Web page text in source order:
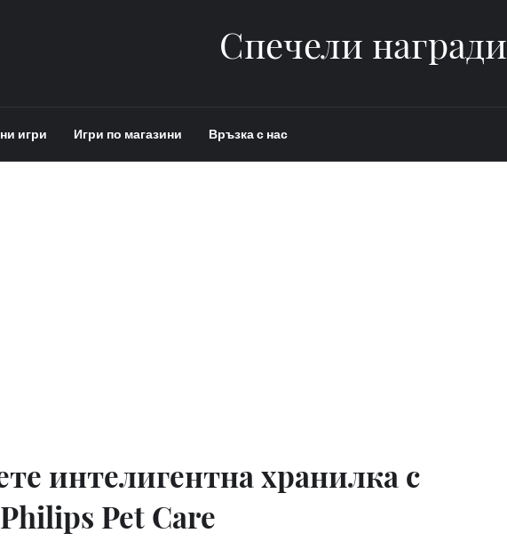
Спечели награди
игри Игри по магазини Връзка с нас
интелигентна хранилка с
Pet Care